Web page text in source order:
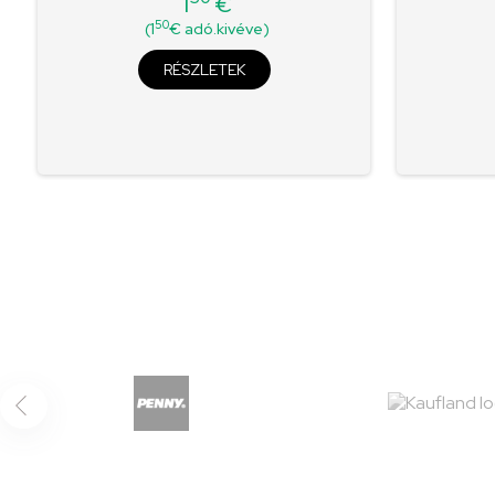
Ár
(150€ adó.kivéve)
RÉSZLETEK